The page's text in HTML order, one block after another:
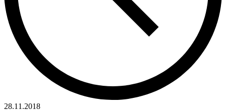
28.11.2018